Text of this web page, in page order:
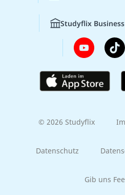
Studyflix Business
© 2026 Studyflix
Datenschutz
Gib uns